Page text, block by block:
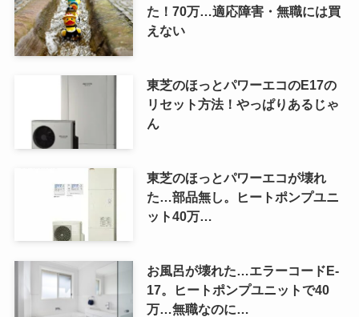
た！70万…適応障害・無職には買
えない
東芝のほっとパワーエコのE17の
リセット方法！やっぱりあるじゃ
ん
東芝のほっとパワーエコが壊れ
た…部品無し。ヒートポンプユニ
ット40万…
お風呂が壊れた…エラーコードE-
17。ヒートポンプユニットで40
万…無職なのに…